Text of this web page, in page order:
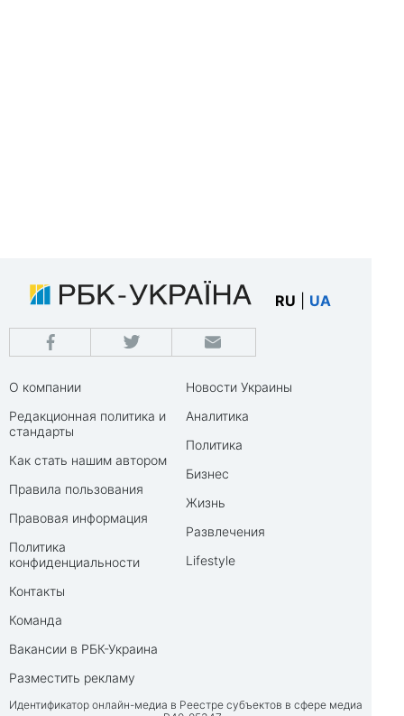
RU UA
О компании
Редакционная политика и
стандарты
Как стать нашим автором
Правила пользования
Правовая информация
Политика
конфиденциальности
Контакты
Команда
Вакансии в РБК-Украина
Разместить рекламу
Новости Украины
Аналитика
Политика
Бизнес
Жизнь
Развлечения
Lifestyle
Идентификатор онлайн-медиа в Реестре субъектов в сфере медиа